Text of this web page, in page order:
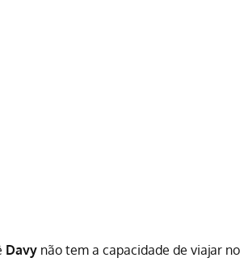
Davy não tem a capacidade de viajar